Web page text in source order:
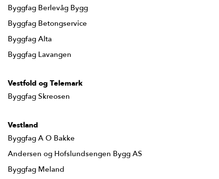
Byggfag Berlevåg Bygg
Byggfag Betongservice
Byggfag Alta
Byggfag Lavangen
Vestfold og Telemark
Byggfag Skreosen
Vestland
Byggfag A O Bakke
Andersen og Hofslundsengen Bygg AS
Byggfag Meland